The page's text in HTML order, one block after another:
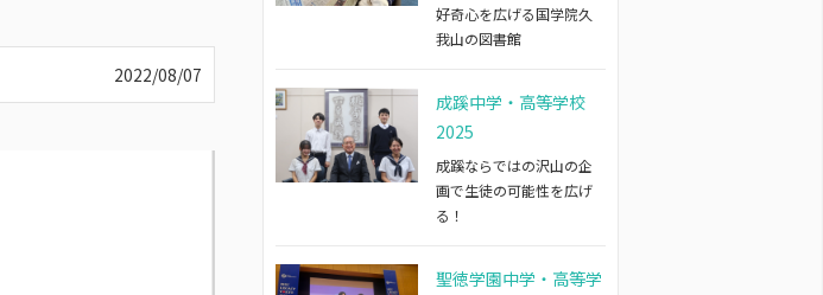
2022/08/07
好奇心を広げる国学院久
我山の図書館
成蹊中学・高等学校
2025
成蹊ならではの沢山の企
画で生徒の可能性を広げ
る！
聖徳学園中学・高等学